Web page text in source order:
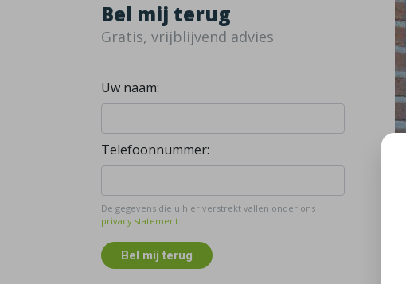
Bel mij terug
Gratis, vrijblijvend advies
Uw naam:
Telefoonnummer:
De gegevens die u hier verstrekt vallen onder ons
privacy statement.
Bel mij terug